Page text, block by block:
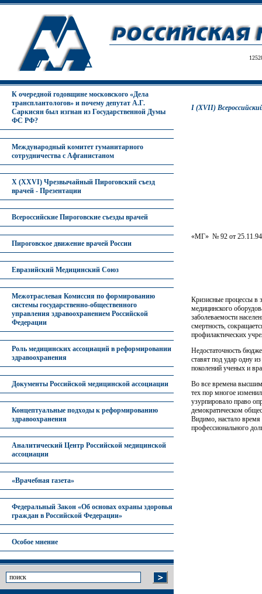
К очередной годовщине московского «Дела
трансплантологов» и почему депутат А.Г.
Саркисян был изгнан из Государственной Думы
ФС РФ?
Международный комитет гуманитарного
сотрудничества с Афганистаном
X (XXVI) Чрезвычайный Пироговский съезд
врачей - Презентации
Всероссийские Пироговские съезды врачей
Пироговское движение врачей России
Евразийский Медицинский Союз
Межотраслевая Комиссия по формированию
системы государственно-общественного
управления здравоохранением Российской
Федерации
Роль медицинских ассоциаций в реформировании
здравоохранения
Документы Российской медицинской ассоциации
Концептуальные подходы к реформированию
здравоохранения
Аналитический Центр Российской медицинской
ассоциации
«Врачебная газета»
Федеральный Закон «Об основах охраны здоровья
граждан в Российской Федерации»
Особое мнение
I (XVII)
«МГ» № 92 от
Кризисные процессы в
медицинского
заболеваемости
смертность,
профилактических
Недостаточность
ставят под удар одну
поколений ученых и
Во все времена
тех пор многое
узурпировало право
демократическом
Видимо, настало
профессионального